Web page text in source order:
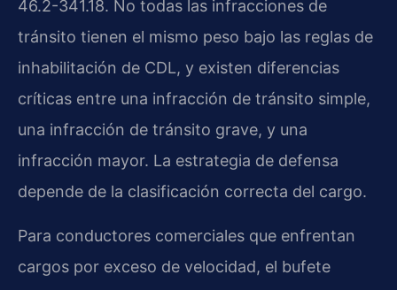
46.2-341.18. No todas las infracciones de
tránsito tienen el mismo peso bajo las reglas de
inhabilitación de CDL, y existen diferencias
críticas entre una infracción de tránsito simple,
una infracción de tránsito grave, y una
infracción mayor. La estrategia de defensa
depende de la clasificación correcta del cargo.
Para conductores comerciales que enfrentan
cargos por exceso de velocidad, el bufete